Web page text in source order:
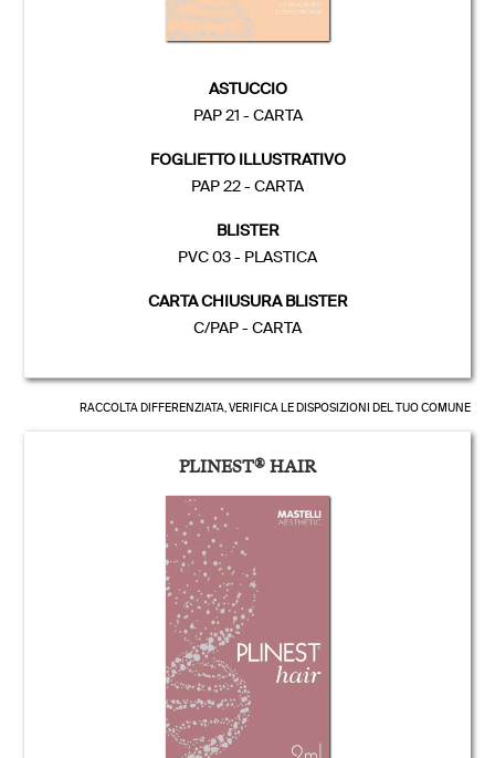
ASTUCCIO
PAP 21 - CARTA
FOGLIETTO ILLUSTRATIVO
PAP 22 - CARTA
BLISTER
PVC 03 - PLASTICA
CARTA CHIUSURA BLISTER
C/PAP - CARTA
RACCOLTA DIFFERENZIATA, VERIFICA LE DISPOSIZIONI DEL TUO COMUNE
PLINEST® HAIR